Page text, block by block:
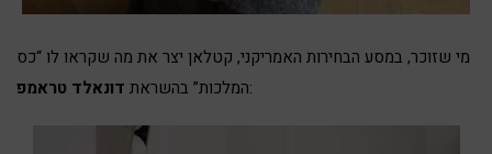
מי שזוכר, במסע הבחירות האמריקני, קטלאן יצר את מה שקראו לו “כס
המלכות” בהשראת דונאלד טראמפ :